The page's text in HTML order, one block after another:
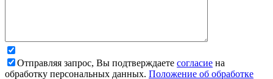
Отправляя запрос, Вы подтверждаете согласие на
обработку персональных данных. Положение об обработке